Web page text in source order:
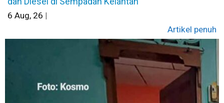
6 Aug, 26 |
Artikel penuh